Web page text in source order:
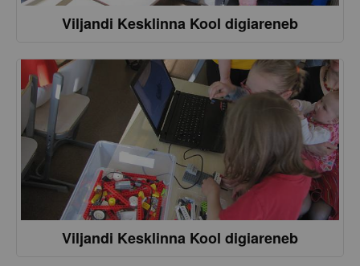
Viljandi Kesklinna Kool digiareneb
Viljandi Kesklinna Kool digiareneb